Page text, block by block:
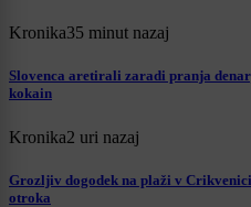
Kronika35 minut nazaj
Slovenca aretirali zaradi pranja
kokain
Kronika2 uri nazaj
Grozljiv dogodek na plaži v
otroka